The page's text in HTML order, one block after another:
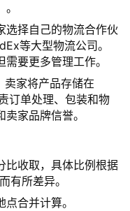
选择自己的物流合作伙
等大型物流公司。
要更多管理工作。
卖家将产品存储在
订单处理、包装和物
家品牌信誉。
比收取，具体比例根据
有所差异。
合并计算。